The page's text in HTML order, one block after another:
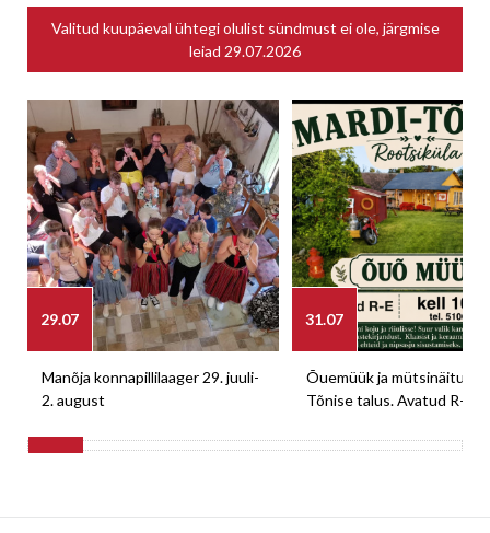
Valitud kuupäeval ühtegi olulist sündmust ei ole, järgmise
leiad 29.07.2026
29.07
Manõja konnapillilaager 29. juuli-
2. august
31.07
Õuemüük ja mütsinäitus
Tõnise talus. Avatud R-E